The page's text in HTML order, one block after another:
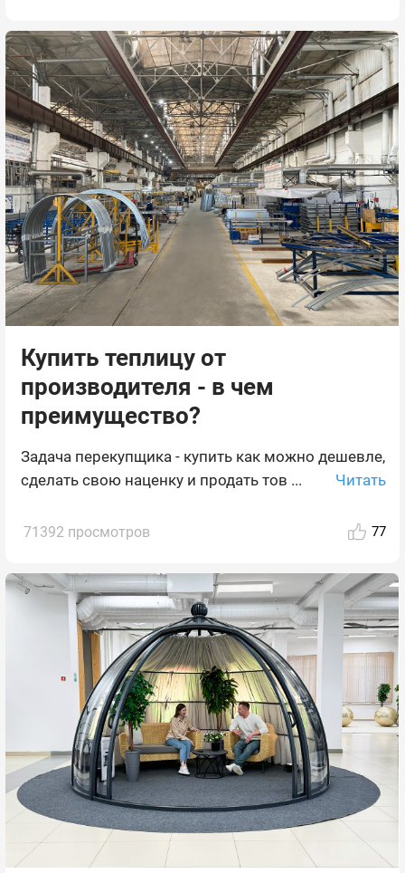
Купить теплицу от
производителя - в чем
преимущество?
Задача перекупщика - купить как можно дешевле,
сделать свою наценку и продать тов ...
Читать
71392 просмотров 77